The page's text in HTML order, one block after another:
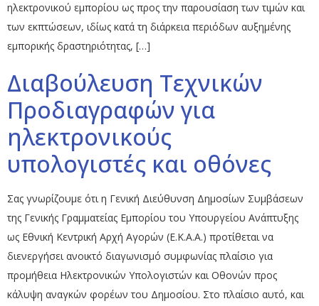
ηλεκτρονικού εμπορίου ως προς την παρουσίαση των τιμών και
των εκπτώσεων, ιδίως κατά τη διάρκεια περιόδων αυξημένης
εμπορικής δραστηριότητας, […]
Διαβούλευση Τεχνικών
Προδιαγραφών για
ηλεκτρονικούς
υπολογιστές και οθόνες
Σας γνωρίζουμε ότι η Γενική Διεύθυνση Δημοσίων Συμβάσεων
της Γενικής Γραμματείας Εμπορίου του Υπουργείου Ανάπτυξης
ως Εθνική Κεντρική Αρχή Αγορών (Ε.Κ.Α.Α.) προτίθεται να
διενεργήσει ανοικτό διαγωνισμό συμφωνίας πλαίσιο για
προμήθεια Ηλεκτρονικών Υπολογιστών και Οθονών προς
κάλυψη αναγκών φορέων του Δημοσίου. Στο πλαίσιο αυτό, και